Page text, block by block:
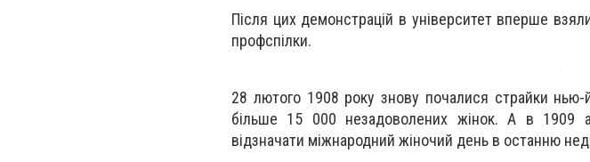
Після цих демонстрацій в університет вперше
профспілки.
28 лютого 1908 року знову почалися страйки нью-
більше 15 000 незадоволених жінок. А в 1909
відзначати міжнародний жіночий день в останню